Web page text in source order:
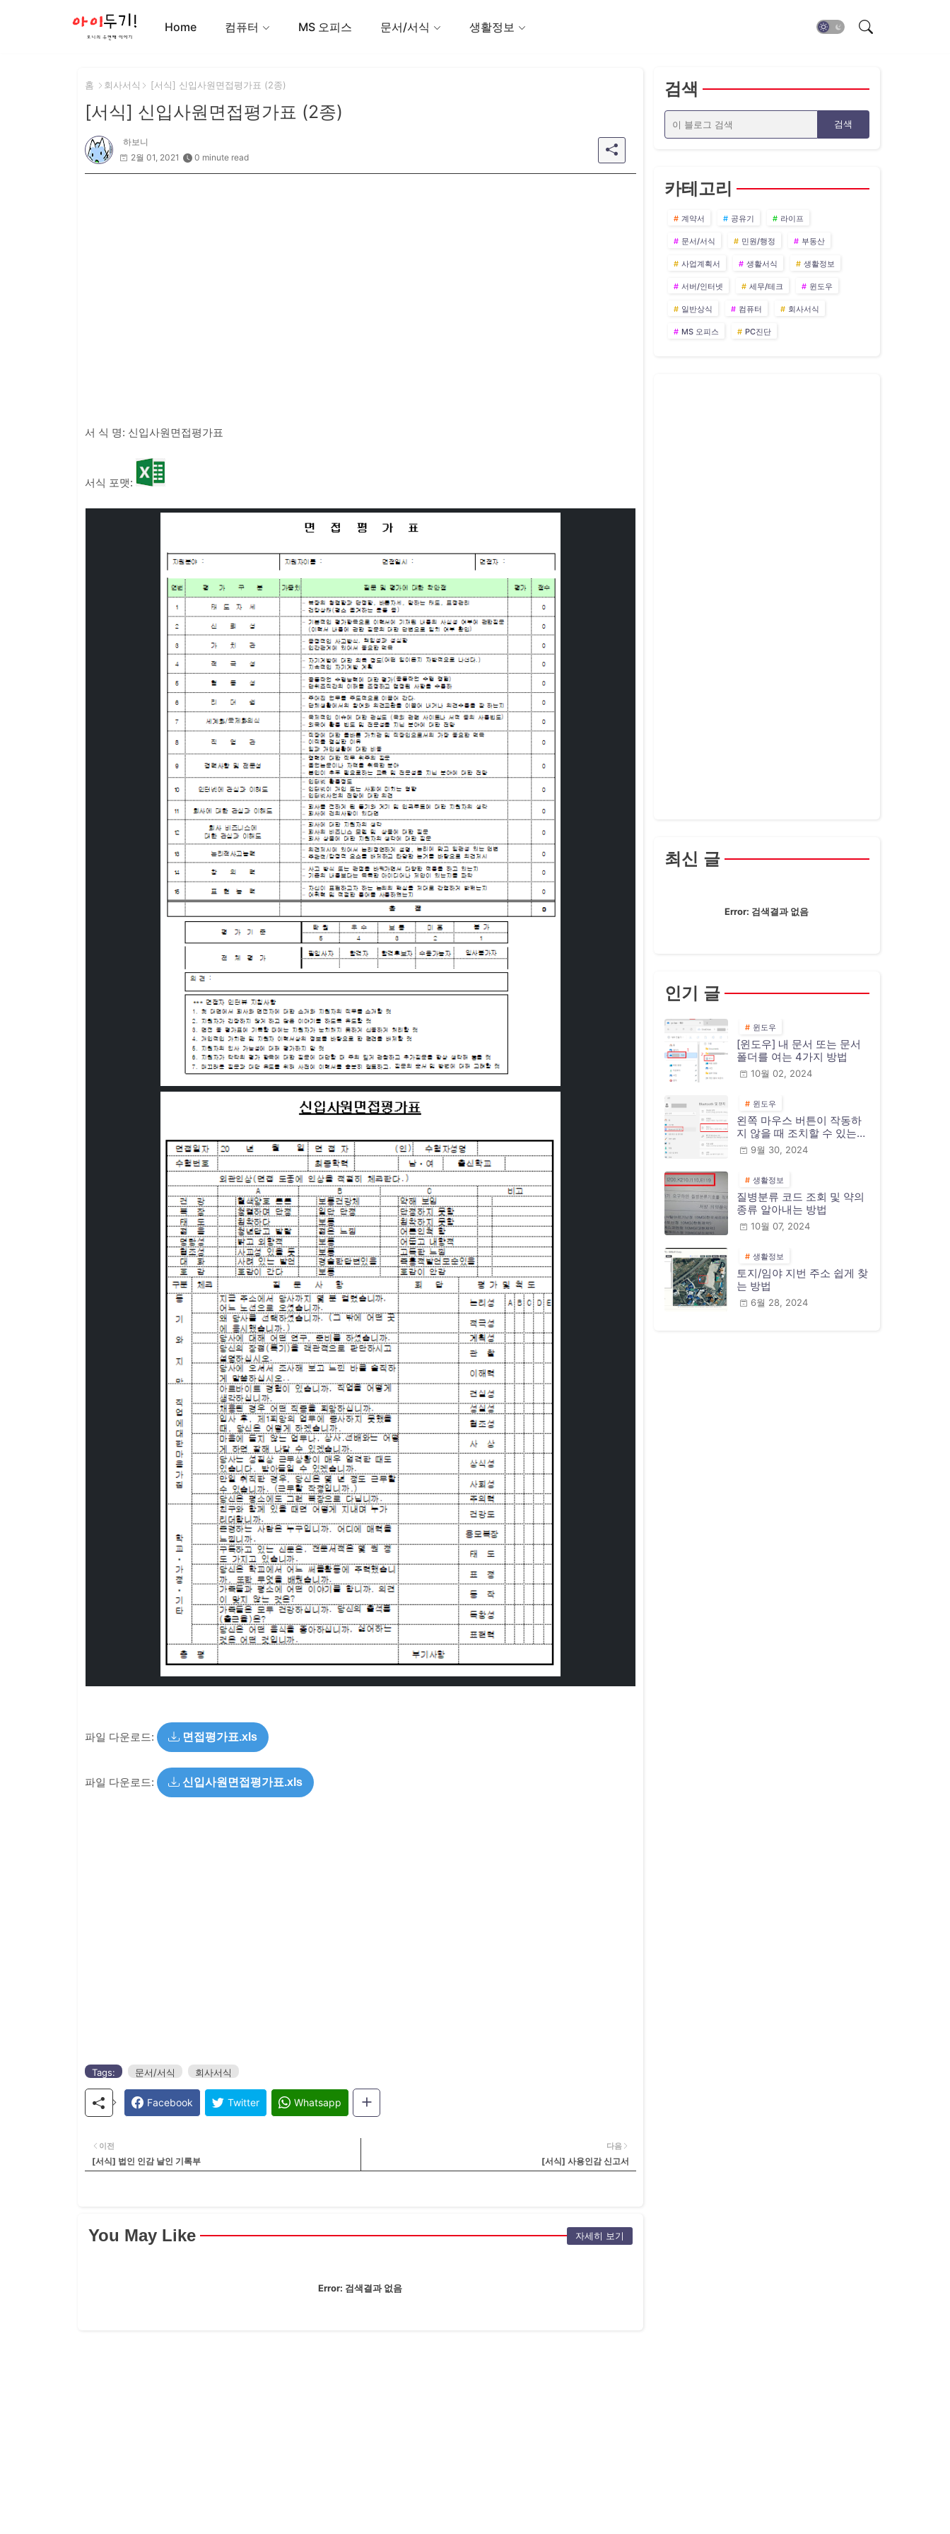
Home 컴퓨터 MS 오피스 문서/서식 생활정보
홈 회사서식 [서식] 신입사원면접평가표 (2종)
[서식] 신입사원면접평가표 (2종)
하보니
2월 01, 2021
0 minute read
서 식 명: 신입사원면접평가표
서식 포맷:
파일 다운로드: 면접평가표.xls
파일 다운로드: 신입사원면접평가표.xls
Tags: 문서/서식 회사서식
Facebook Twitter Whatsapp
다음
[서식] 사용인감 신고서
이전
[서식] 법인 인감 날인 기록부
You May Like 자세히 보기
Error: 검색결과 없음
검색
카테고리
계약서 공유기 라이프
문서/서식 민원/행정 부동산
사업계획서 생활서식 생활정보
서버/인터넷 세무/테크 윈도우
일반상식 컴퓨터 회사서식
MS 오피스 PC진단
최신 글
Error: 검색결과 없음
인기 글
윈도우
[윈도우] 내 문서 또는 문서
폴더를 여는 4가지 방법
10월 02, 2024
윈도우
왼쪽 마우스 버튼이 작동하
지 않을 때 조치할 수 있는
10가지 방법
9월 30, 2024
생활정보
질병분류 코드 조회 및 약의
종류 알아내는 방법
10월 07, 2024
생활정보
토지/임야 지번 주소 쉽게 찾
는 방법
6월 28, 2024